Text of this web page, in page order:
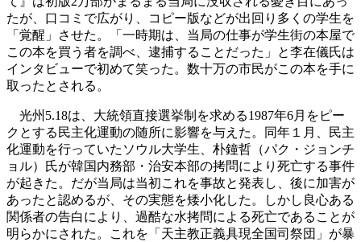
たが、口コミで広がり、コピー版などが出回り多くの学生を
「覚醒」させた。「一時期は、当局の仕事が学生街の本屋で
この本を買う者を調べ、逮捕することだった」と李在儀氏は
インタビューで初めて笑った。数十万の市民がこの本を手に
取ったとされる。
光州5.18は、大統領直接選挙制を求める1987年6月をピー
クとする民主化運動の随所に影響を与えた。同年１月、民主
化運動を行っていたソウル大学生、朴鐘哲（パク・ジョンチ
ョル）氏が韓国内務部・治安本部の拷問により死亡する事件
が起きた。だが当局は当初これを事故と発表し、後に加害が
あったと認めるが、その実態を矮小化した。しかし良心ある
関係者の告白により、過酷な水拷問による死亡であることが
明らかにされた。これを「天主教正義具現全国司祭団」が暴